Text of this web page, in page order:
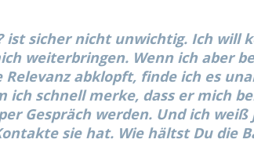
ist sicher nicht unwichtig. Ich will
weiterbringen. Wenn ich aber
abklopft, finde ich es
ich schnell merke, dass er mich
Gespräch werden. Und ich weiß
sie hat. Wie hältst Du die